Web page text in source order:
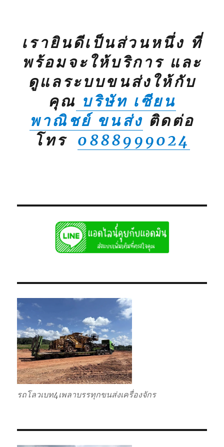
เรายินดีเป็นส่วนหนึ่ง ที่
พร้อมจะให้บริการ และ
ดูแลระบบขนส่งให้กับ
คุณ บริษัท เซียน
พาณิชย์ ขนส่ง ติดต่อ
โทร 0888999024
รถโลวเบท4เพลาบรรทุกขนส่งเครื่องจักร